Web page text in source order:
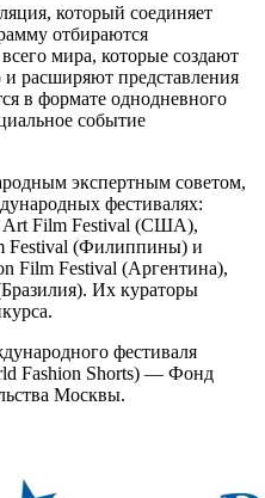
который соединяет
отбираются
мира, которые создают
и расширяют представления
в формате однодневного
событие
экспертным советом,
фестивалях:
Art Film Festival (США),
Festival (Филиппины) и
Film Festival (Аргентина),
Их кураторы
фестиваля
Fashion Shorts) — Фонд
Москвы.